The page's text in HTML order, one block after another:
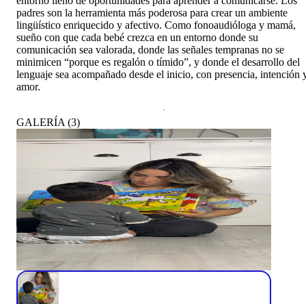
padres son la herramienta más poderosa para crear un ambiente
lingüístico enriquecido y afectivo. Como fonoaudióloga y mamá,
sueño con que cada bebé crezca en un entorno donde su
comunicación sea valorada, donde las señales tempranas no se
minimicen “porque es regalón o tímido”, y donde el desarrollo del
lenguaje sea acompañado desde el inicio, con presencia, intención
amor.
GALERÍA (3)